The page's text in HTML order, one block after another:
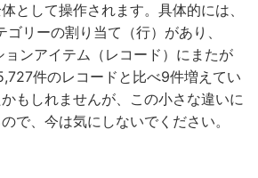
として操作されます。具体的には、
ゴリーの割り当て（行）があり、
ンアイテム（レコード）にまたが
件のレコードと比べ9件増えてい
もしれませんが、この小さな違いに
で、今は気にしないでください。